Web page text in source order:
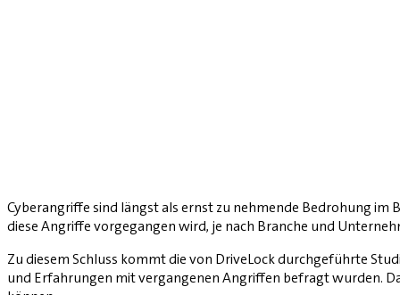
Cyberangriffe sind längst als ernst zu nehmende Bedrohung
diese Angriffe vorgegangen wird, je nach Branche und
Zu diesem Schluss kommt die von DriveLock durchgeführte
und Erfahrungen mit vergangenen Angriffen befragt wurden.